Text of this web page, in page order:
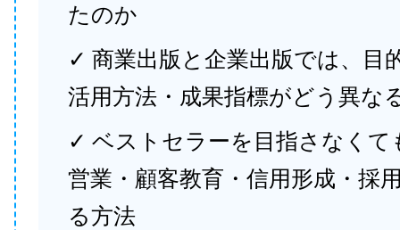
たのか
✓ 商業出版と企業出版では、目
活用方法・成果指標がどう異な
✓ ベストセラーを目指さなくて
営業・顧客教育・信用形成・採
る方法